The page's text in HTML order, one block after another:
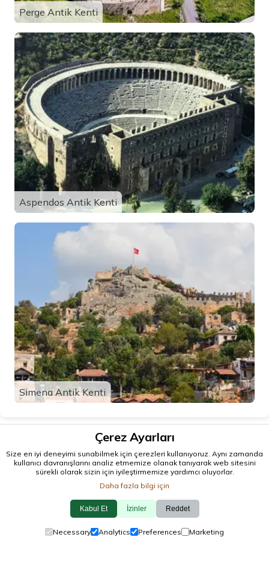
Perge Antik Kenti
Aspendos Antik Kenti
Simena Antik Kenti
Çerez Ayarları
Size en iyi deneyimi sunabilmek için çerezleri kullanıyoruz. Aynı zamanda
kullanıcı davranışlarını analiz etmemize olanak tanıyarak web sitesini
sürekli olarak sizin için iyileştirmemize yardımcı oluyorlar.
Daha fazla bilgi için
Kabul Et İzinler Reddet
Necessary Analytics Preferences Marketing
© 2026 antalya.tc